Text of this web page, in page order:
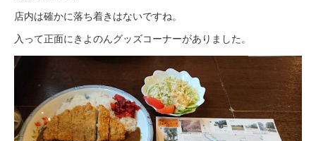
店内は確かに落ち着きはないですね。
入って正面にきよのんグッズコーナーがありました。